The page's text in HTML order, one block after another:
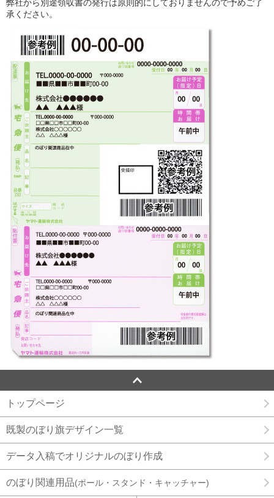
弊社から別途領収書の発行は原則的にしておりませんので予めご了
承ください。
トップページ
既製のぼり旗デザイン一覧
データ入稿でオリジナルのぼり作成
のぼり関連用品(ポール・スタンド・キャッチャー)